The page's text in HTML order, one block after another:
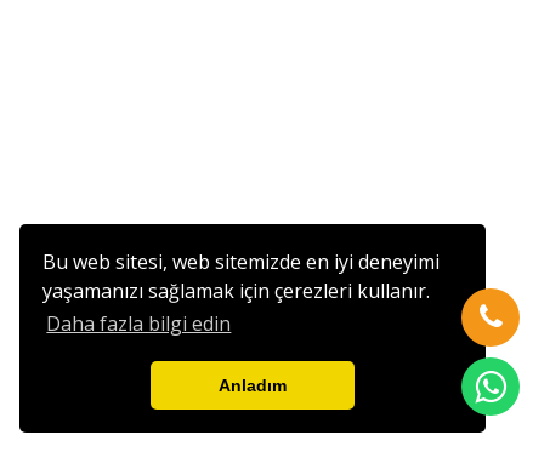
Bu web sitesi, web sitemizde en iyi deneyimi
yaşamanızı sağlamak için çerezleri kullanır.
Daha fazla bilgi edin
Anladım